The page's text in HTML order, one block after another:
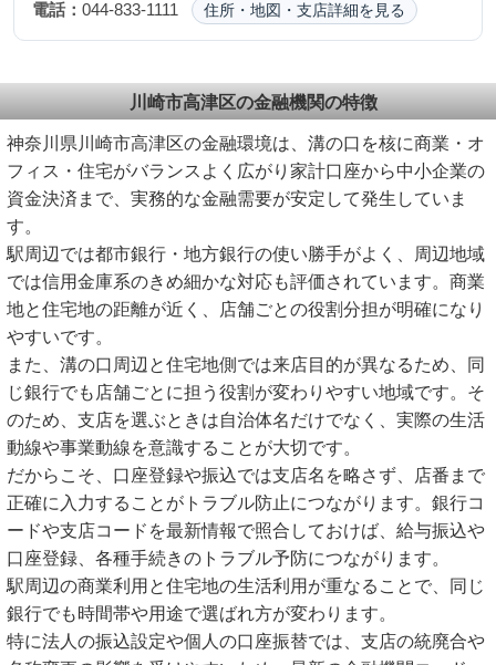
電話： 044-833-1111 住所・地図・支店詳細を見る
川崎市高津区の金融機関の特徴
神奈川県川崎市高津区の金融環境は、溝の口を核に商業・オ
フィス・住宅がバランスよく広がり家計口座から中小企業の
資金決済まで、実務的な金融需要が安定して発生していま
す。
駅周辺では都市銀行・地方銀行の使い勝手がよく、周辺地域
では信用金庫系のきめ細かな対応も評価されています。商業
地と住宅地の距離が近く、店舗ごとの役割分担が明確になり
やすいです。
また、溝の口周辺と住宅地側では来店目的が異なるため、同
じ銀行でも店舗ごとに担う役割が変わりやすい地域です。そ
のため、支店を選ぶときは自治体名だけでなく、実際の生活
動線や事業動線を意識することが大切です。
だからこそ、口座登録や振込では支店名を略さず、店番まで
正確に入力することがトラブル防止につながります。銀行コ
ードや支店コードを最新情報で照合しておけば、給与振込や
口座登録、各種手続きのトラブル予防につながります。
駅周辺の商業利用と住宅地の生活利用が重なることで、同じ
銀行でも時間帯や用途で選ばれ方が変わります。
特に法人の振込設定や個人の口座振替では、支店の統廃合や